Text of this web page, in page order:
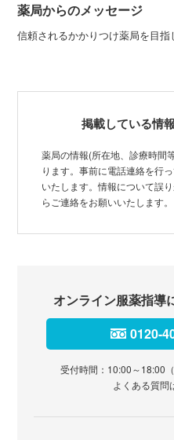
薬局からのメッセージ
信頼されるかかりつけ薬局を目指
掲載している情
薬局の情報(所在地、診療時間
ります。事前に電話連絡を行
いたします。情報について誤
らご連絡をお願いいたします。
オンライン服薬指導
0120-
受付時間：10:00～18:00
よくある質問